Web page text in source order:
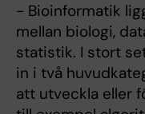
- Bioinformatik
mellan biologi,
statistik. I stort
in i två
att utveckla eller